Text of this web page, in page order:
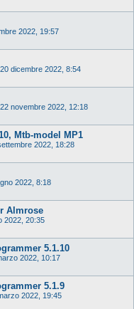
2022, 19:57
dicembre 2022, 8:54
novembre 2022, 12:18
Mtb-model MP1
2022, 18:28
2022, 8:18
Almrose
2022, 20:35
5.1.10
2022, 10:17
5.1.9
2022, 19:45